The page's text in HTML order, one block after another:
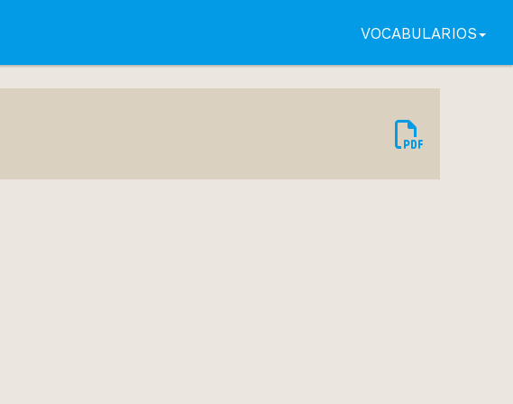
VOCABULARIOS